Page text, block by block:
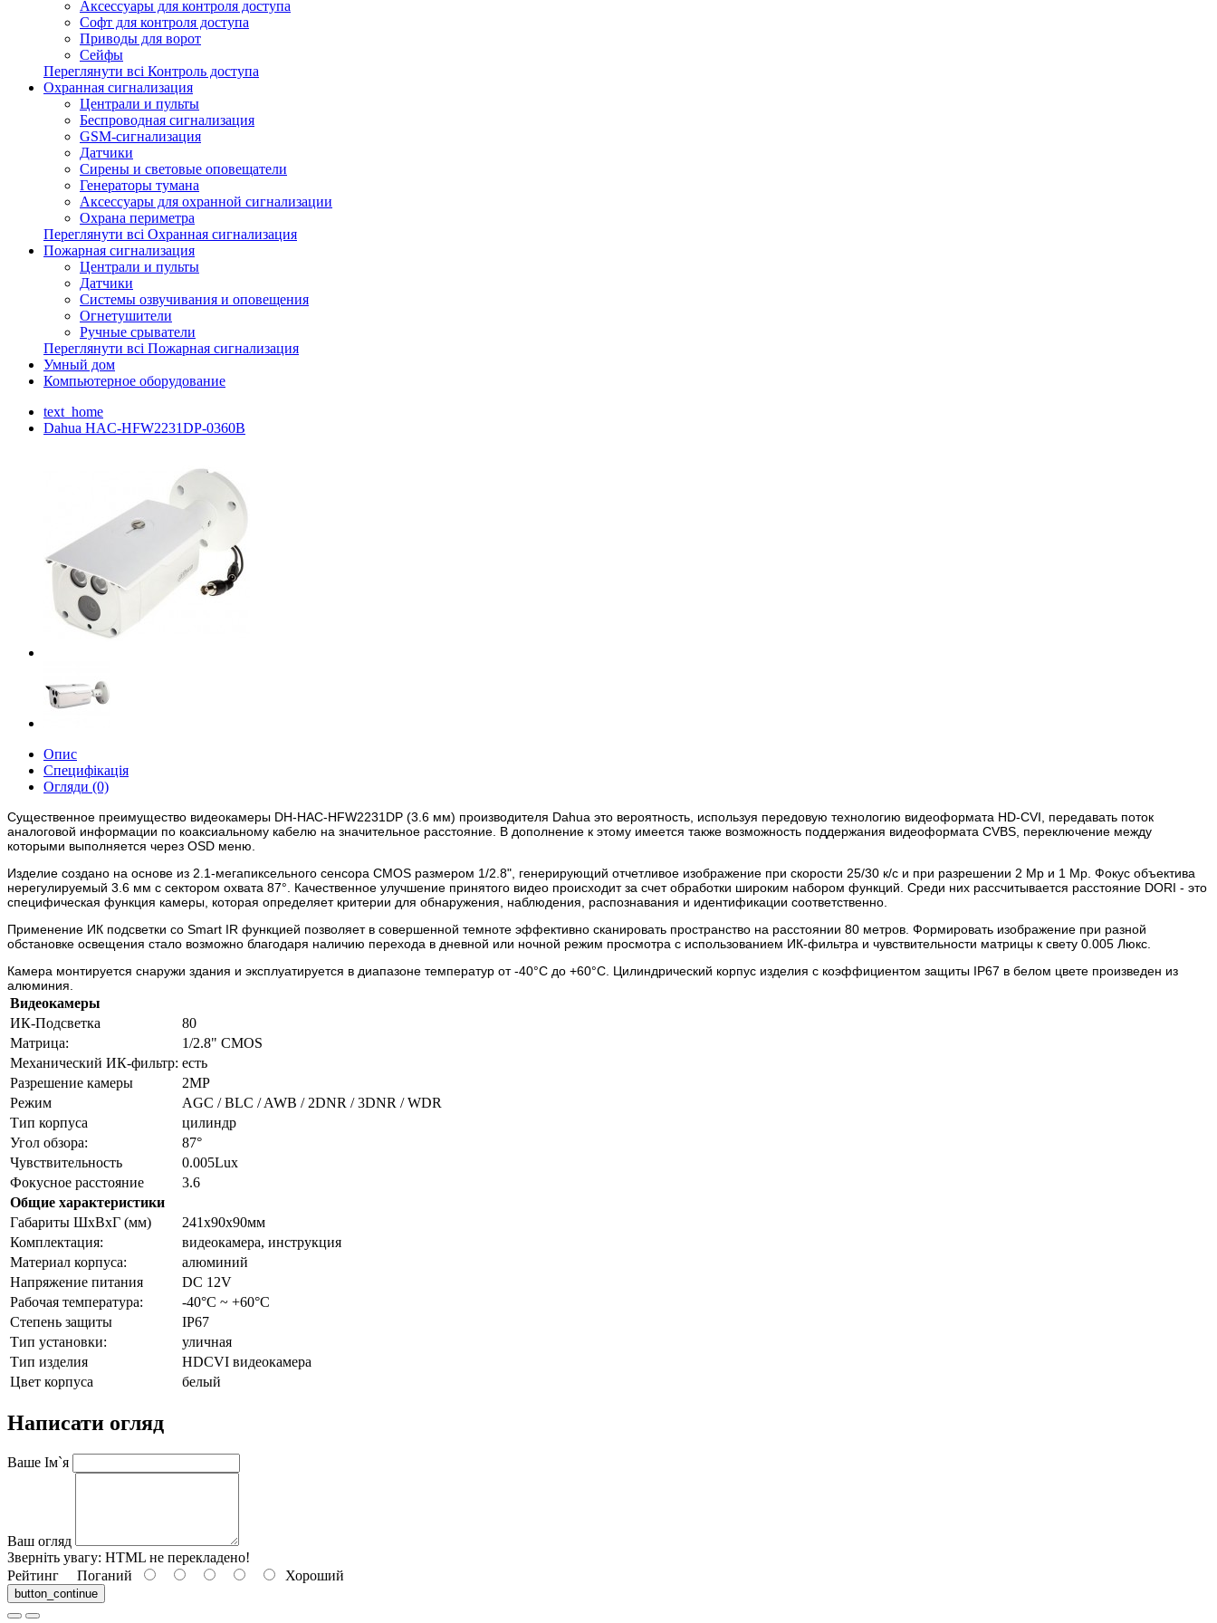
Аксессуары для контроля доступа
Софт для контроля доступа
Приводы для ворот
Сейфы
Переглянути всі Контроль доступа
Охранная сигнализация
Централи и пульты
Беспроводная сигнализация
GSM-сигнализация
Датчики
Сирены и световые оповещатели
Генераторы тумана
Аксессуары для охранной сигнализации
Охрана периметра
Переглянути всі Охранная сигнализация
Пожарная сигнализация
Централи и пульты
Датчики
Системы озвучивания и оповещения
Огнетушители
Ручные срыватели
Переглянути всі Пожарная сигнализация
Умный дом
Компьютерное оборудование
text_home
Dahua HAC-HFW2231DP-0360B
Опис
Специфікація
Огляди (0)
Существенное преимущество видеокамеры DH-HAC-HFW2231DP (3.6 мм) производителя Dahua это вероятность, используя передовую технологию видеоформата HD-CVI, передавать поток
аналоговой информации по коаксиальному кабелю на значительное расстояние. В дополнение к этому имеется также возможность поддержания видеоформата CVBS, переключение между
которыми выполняется через OSD меню.
Изделие создано на основе из 2.1-мегапиксельного сенсора CMOS размером 1/2.8", генерирующий отчетливое изображение при скорости 25/30 к/с и при разрешении 2 Mp и 1 Mp. Фокус объектива
нерегулируемый 3.6 мм с сектором охвата 87°. Качественное улучшение принятого видео происходит за счет обработки широким набором функций. Среди них рассчитывается расстояние DORI - это
специфическая функция камеры, которая определяет критерии для обнаружения, наблюдения, распознавания и идентификации соответственно.
Применение ИК подсветки со Smart IR функцией позволяет в совершенной темноте эффективно сканировать пространство на расстоянии 80 метров. Формировать изображение при разной
обстановке освещения стало возможно благодаря наличию перехода в дневной или ночной режим просмотра с использованием ИК-фильтра и чувствительности матрицы к свету 0.005 Люкс.
Камера монтируется снаружи здания и эксплуатируется в диапазоне температур от -40°С до +60°С. Цилиндрический корпус изделия с коэффициентом защиты IP67 в белом цвете произведен из
алюминия.
Видеокамеры
ИК-Подсветка
80
Матрица:
1/2.8" CMOS
Механический ИК-фильтр: есть
Разрешение камеры
2MP
Режим
AGC / BLC / AWB / 2DNR / 3DNR / WDR
Тип корпуса
цилиндр
Угол обзора:
87°
Чувствительность
0.005Lux
Фокусное расстояние
3.6
Общие характеристики
Габариты ШxВxГ (мм)
241х90х90мм
Комплектация:
видеокамера, инструкция
Материал корпуса:
алюминий
Напряжение питания
DC 12V
Рабочая температура:
-40°C ~ +60°C
Степень защиты
IP67
Тип установки:
уличная
Тип изделия
HDCVI видеокамера
Цвет корпуса
белый
Написати огляд
Ваше Ім`я
Ваш огляд
Зверніть увагу: HTML не перекладено!
Рейтинг Поганий Хороший
button_continue